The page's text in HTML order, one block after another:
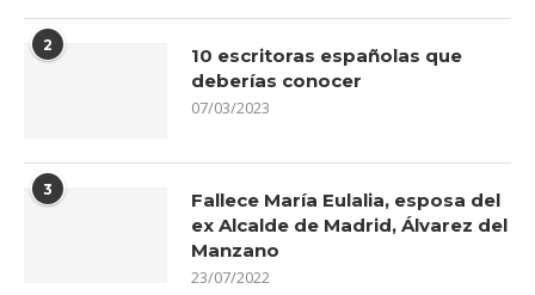
2
10 escritoras españolas que
deberías conocer
07/03/2023
3
Fallece María Eulalia, esposa del
ex Alcalde de Madrid, Álvarez del
Manzano
23/07/2022